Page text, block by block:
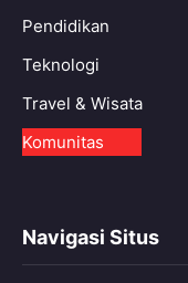
Pendidikan
Teknologi
Travel & Wisata
Komunitas
Navigasi Situs